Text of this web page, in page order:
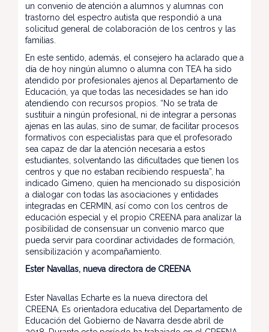
un convenio de atención a alumnos y alumnas con
trastorno del espectro autista que respondió a una
solicitud general de colaboración de los centros y las
familias.
En este sentido, además, el consejero ha aclarado que a
día de hoy ningún alumno o alumna con TEA ha sido
atendido por profesionales ajenos al Departamento de
Educación, ya que todas las necesidades se han ido
atendiendo con recursos propios. “No se trata de
sustituir a ningún profesional, ni de integrar a personas
ajenas en las aulas, sino de sumar, de facilitar procesos
formativos con especialistas para que el profesorado
sea capaz de dar la atención necesaria a estos
estudiantes, solventando las dificultades que tienen los
centros y que no estaban recibiendo respuesta”, ha
indicado Gimeno, quien ha mencionado su disposición
a dialogar con todas las asociaciones y entidades
integradas en CERMIN, así como con los centros de
educación especial y el propio CREENA para analizar la
posibilidad de consensuar un convenio marco que
pueda servir para coordinar actividades de formación,
sensibilización y acompañamiento.
Ester Navallas, nueva directora de CREENA
Ester Navallas Echarte es la nueva directora del
CREENA. Es orientadora educativa del Departamento de
Educación del Gobierno de Navarra desde abril de